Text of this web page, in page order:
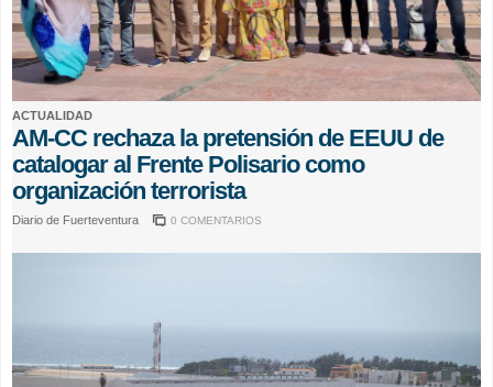
ACTUALIDAD
AM-CC rechaza la pretensión de EEUU de
catalogar al Frente Polisario como
organización terrorista
Diario de Fuerteventura 0 COMENTARIOS